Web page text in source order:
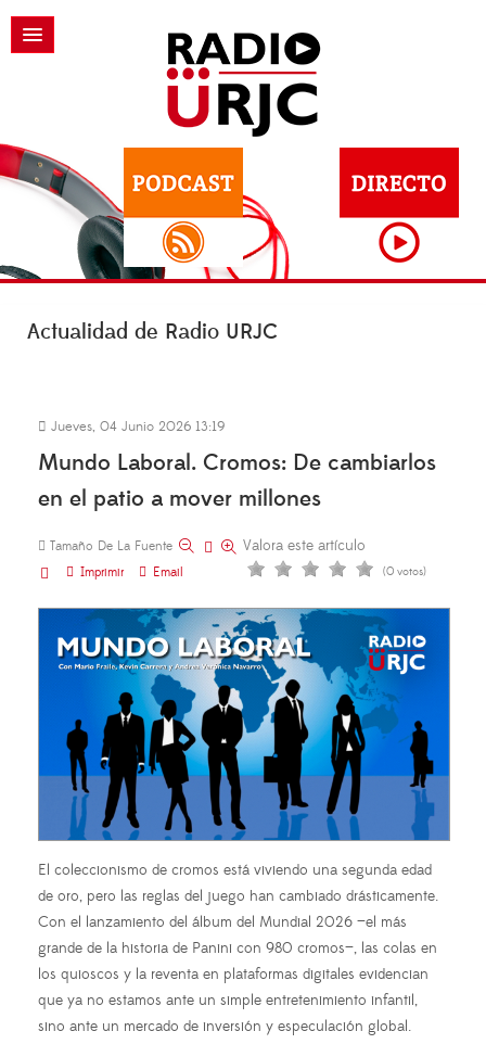
Actualidad de Radio URJC
Jueves, 04 Junio 2026 13:19
Mundo Laboral. Cromos: De cambiarlos
en el patio a mover millones
Tamaño De La Fuente
Imprimir
Email
Valora este artículo
(0 votos)
El coleccionismo de cromos está viviendo una segunda edad
de oro, pero las reglas del juego han cambiado drásticamente.
Con el lanzamiento del álbum del Mundial 2026 —el más
grande de la historia de Panini con 980 cromos—, las colas en
los quioscos y la reventa en plataformas digitales evidencian
que ya no estamos ante un simple entretenimiento infantil,
sino ante un mercado de inversión y especulación global.